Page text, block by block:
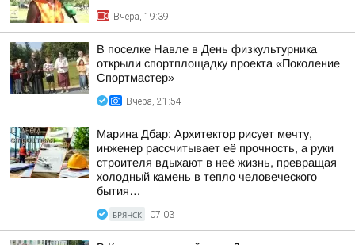
Вчера, 19:39
В поселке Навле в День физкультурника
открыли спортплощадку проекта «Поколение
Спортмастер»
Вчера, 21:54
Марина Дбар: Архитектор рисует мечту,
инженер рассчитывает её прочность, а руки
строителя вдыхают в неё жизнь, превращая
холодный камень в тепло человеческого
бытия…
БРЯНСК 07:03